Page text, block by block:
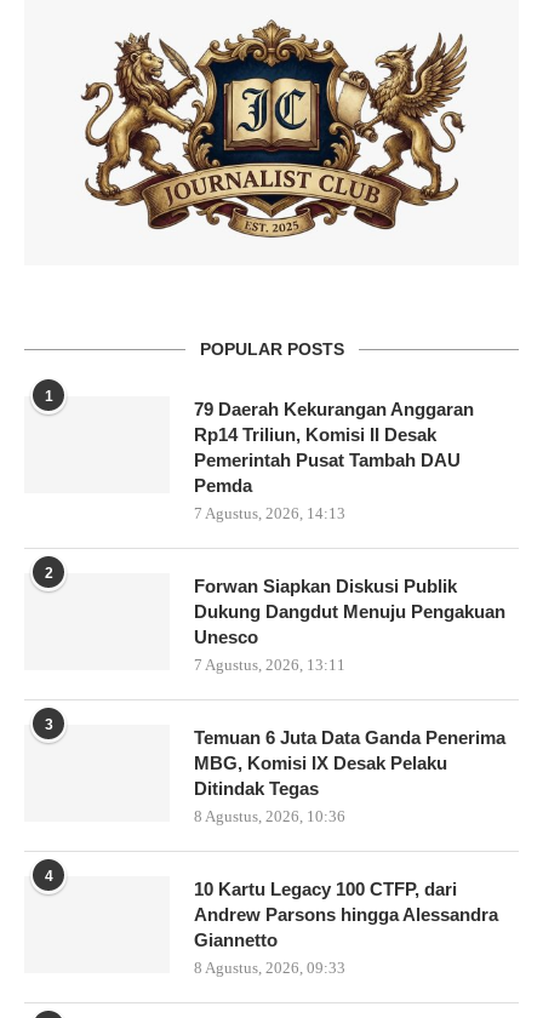
POPULAR POSTS
1
79 Daerah Kekurangan Anggaran
Rp14 Triliun, Komisi II Desak
Pemerintah Pusat Tambah DAU
Pemda
7 Agustus, 2026, 14:13
2
Forwan Siapkan Diskusi Publik
Dukung Dangdut Menuju Pengakuan
Unesco
7 Agustus, 2026, 13:11
3
Temuan 6 Juta Data Ganda Penerima
MBG, Komisi IX Desak Pelaku
Ditindak Tegas
8 Agustus, 2026, 10:36
4
10 Kartu Legacy 100 CTFP, dari
Andrew Parsons hingga Alessandra
Giannetto
8 Agustus, 2026, 09:33